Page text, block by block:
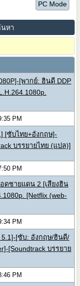
PC Mode
หา
[พากย์: ฮินดี DDP
PM
[ซับไทย+อังกฤษ]-
บรรยายไทย (แปล)]
PM
ดชายแดน 2 [เสียงฮิน
[Netflix (web-
PM
5.1]-[ซับ: อังกฤษ/ฮินดี/
[Soundtrack บรรยาย
PM